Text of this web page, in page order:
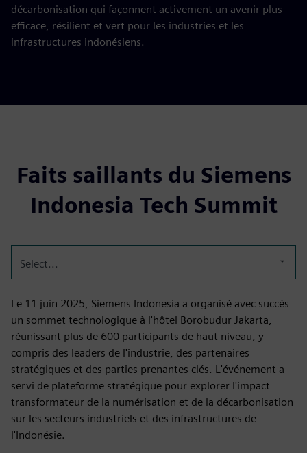
décarbonisation qui façonnent activement un avenir plus
efficace, résilient et vert pour les industries et les
infrastructures indonésiens.
Faits saillants du Siemens
Indonesia Tech Summit
Select...
Le 11 juin 2025, Siemens Indonesia a organisé avec succès
un sommet technologique à l'hôtel Borobudur Jakarta,
réunissant plus de 600 participants de haut niveau, y
compris des leaders de l'industrie, des partenaires
stratégiques et des parties prenantes clés. L'événement a
servi de plateforme stratégique pour explorer l'impact
transformateur de la numérisation et de la décarbonisation
sur les secteurs industriels et des infrastructures de
l'Indonésie.